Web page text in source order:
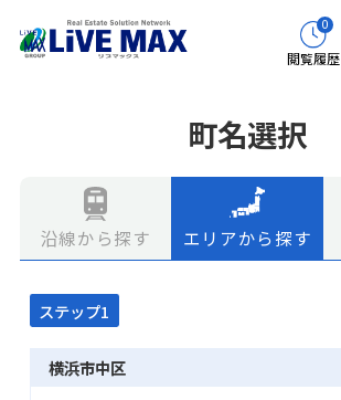
0
閲覧履歴
町名選択
沿線から探す エリアから探す
ステップ1
横浜市中区